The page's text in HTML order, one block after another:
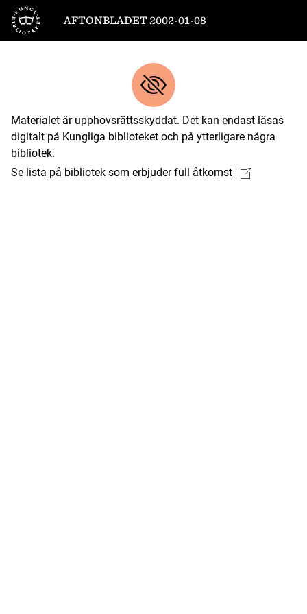
Till startsidan
AFTONBLADET 2002-01-08
Materialet är upphovsrättsskyddat. Det kan endast läsas
digitalt på Kungliga biblioteket och på ytterligare några
bibliotek.
Se lista på bibliotek som erbjuder full åtkomst